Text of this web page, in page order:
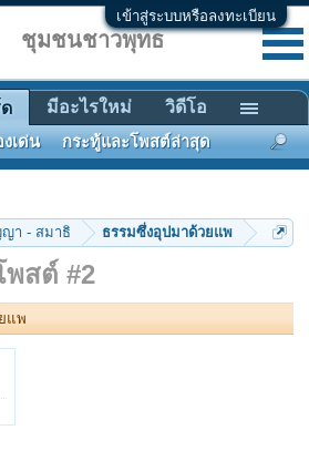
เข้าสู่ระบบหรือลงทะเบียน
า - สมาธิ ธรรมซึ่งอุปมาด้วยแพ
สต์ #2
แพ
ชุมชนชาวพุทธ
งเด่น กระทู้และโพสต์ล่าสุด
มีอะไรใหม่ วิดีโอ